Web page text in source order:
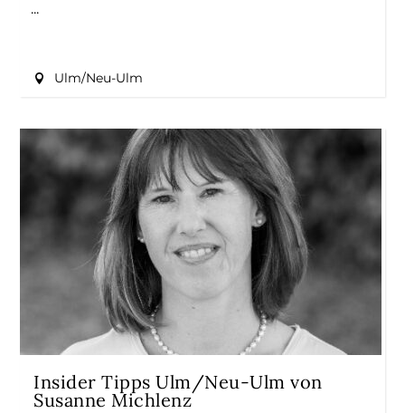
Ulm/Neu-Ulm
Insider Tipps Ulm/Neu-Ulm von
Susanne Michlenz